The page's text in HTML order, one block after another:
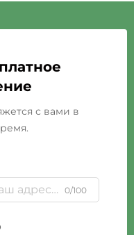
с вами в
0/100